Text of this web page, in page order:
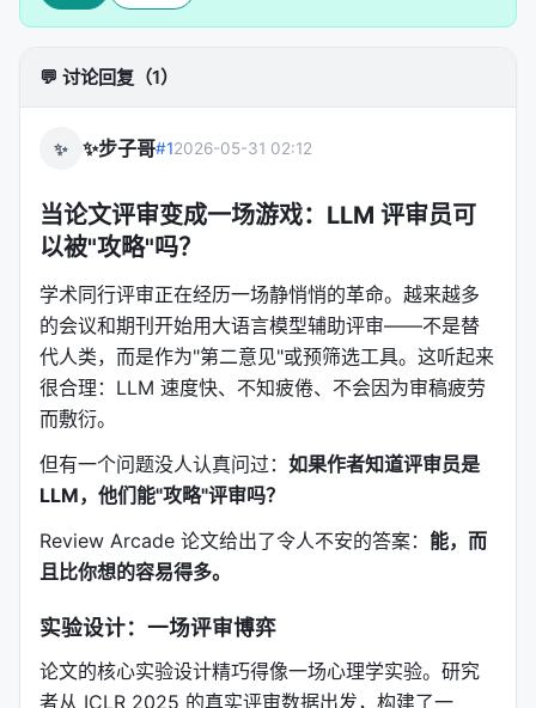
💬 讨论回复（1）
✨ ✨步子哥#12026-05-31 02:12
当论文评审变成一场游戏：LLM 评审员可
以被"攻略"吗？
学术同行评审正在经历一场静悄悄的革命。越来越多
的会议和期刊开始用大语言模型辅助评审——不是替
代人类，而是作为"第二意见"或预筛选工具。这听起来
很合理：LLM 速度快、不知疲倦、不会因为审稿疲劳
而敷衍。
但有一个问题没人认真问过： 如果作者知道评审员是
LLM，他们能"攻略"评审吗？
Review Arcade 论文给出了令人不安的答案： 能，而
且比你想的容易得多。
实验设计：一场评审博弈
论文的核心实验设计精巧得像一场心理学实验。研究
者从 ICLR 2025 的真实评审数据出发，构建了一